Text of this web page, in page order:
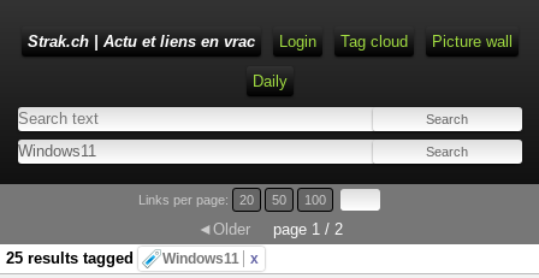
Strak.ch | Actu et liens en vrac Login Tag cloud Picture wall
Daily
Links per page: 20 50 100
◄Older
page 1 / 2
25 results tagged
Windows11 x